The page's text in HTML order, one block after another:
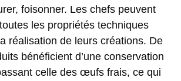
foisonner. Les chefs peuvent
les propriétés techniques
réalisation de leurs créations. De
bénéficient d’une conservation
celle des œufs frais, ce qui